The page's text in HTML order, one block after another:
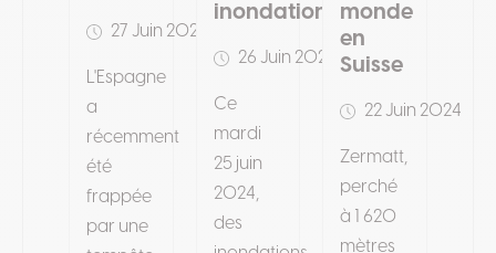
27 Juin 2024
L'Espagne
a
récemment
été
frappée
par une
inondations
26 Juin 2024
Ce
mardi
25 juin
2024,
des
monde
en
Suisse
22 Juin 2024
Zermatt,
perché
à 1 620
mètres